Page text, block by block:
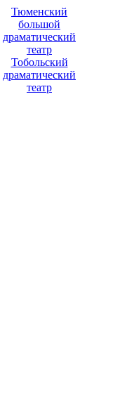
Тюменский
большой
драматический
театр
Тобольский
драматический
театр